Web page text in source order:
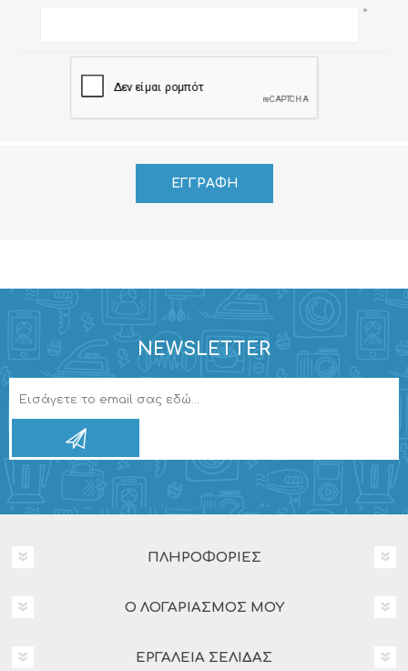
*
NEWSLETTER
ΠΛΗΡΟΦΟΡΊΕΣ
Ο ΛΟΓΑΡΙΑΣΜΌΣ ΜΟΥ
ΕΡΓΑΛΕΊΑ ΣΕΛΊΔΑΣ